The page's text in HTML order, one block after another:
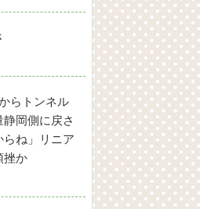
らトンネル
岡側に戻さ
らね」リニア
挫か